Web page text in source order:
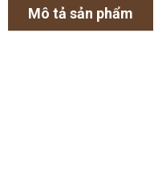
Mô tả sản phẩm